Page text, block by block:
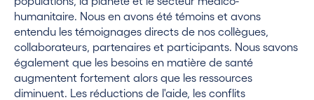
humanitaire. Nous en avons été témoins et avons
entendu les témoignages directs de nos collègues,
collaborateurs, partenaires et participants. Nous savons
également que les besoins en matière de santé
augmentent fortement alors que les ressources
diminuent. Les réductions de l'aide, les conflits